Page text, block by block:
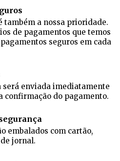
também a nossa prioridade.
de pagamentos que temos
seguros em cada
será enviada imediatamente
confirmação do pagamento.
embalados com cartão,
jornal.